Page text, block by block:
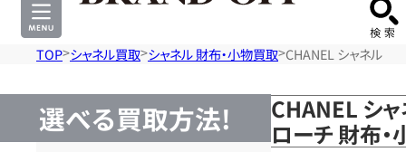
TOP シャネル買取 シャネル 財布・小物買取 CHANEL シャネル
選べる買取方法!
CHANEL シ
ローチ 財布